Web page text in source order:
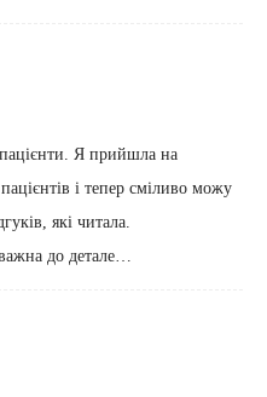
пацієнти. Я прийшла на
і тепер сміливо можу
які читала.
до детале…